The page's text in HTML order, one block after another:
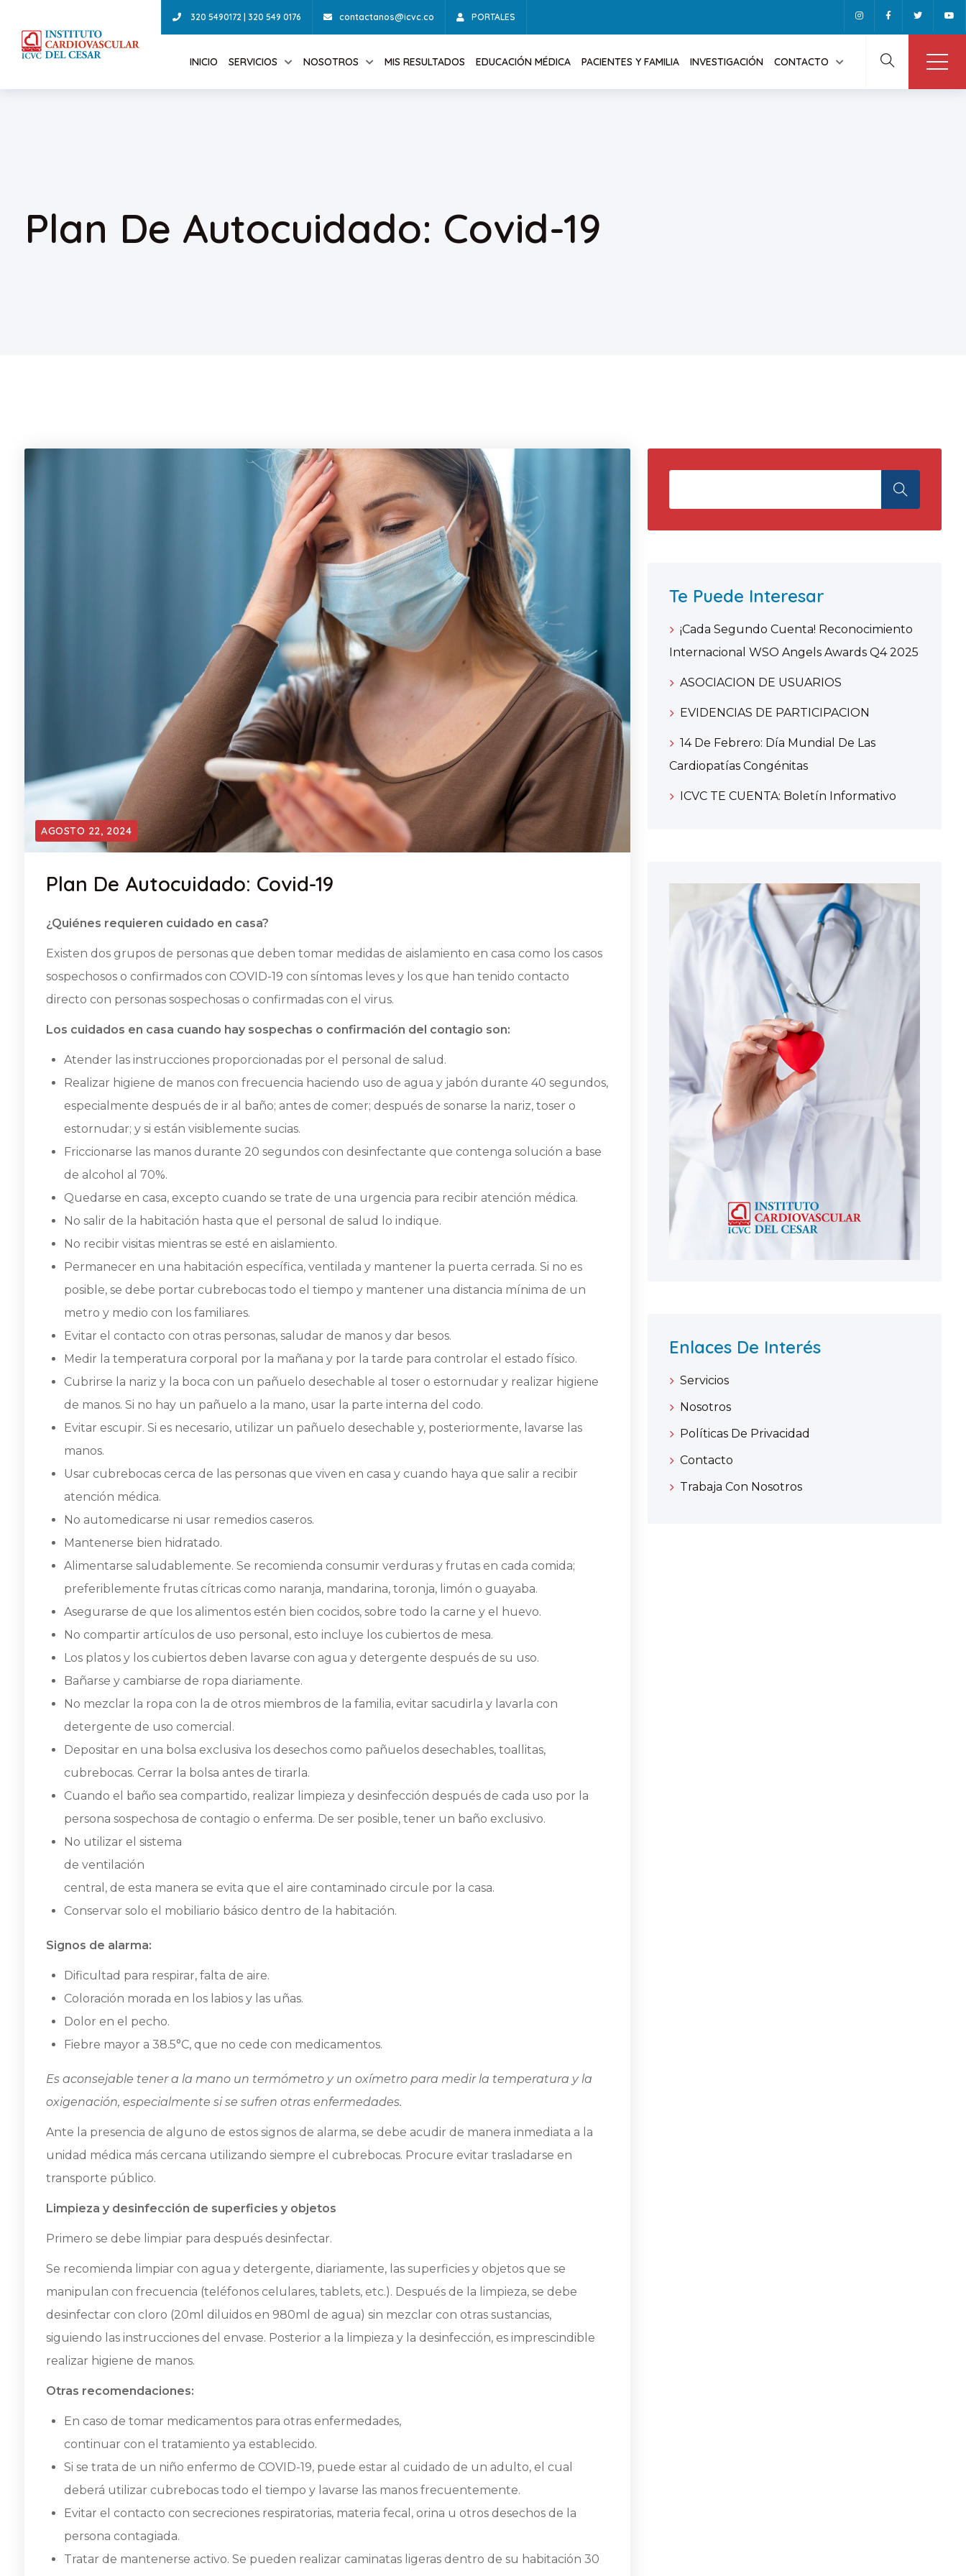
320 5490172 | 320 549 0176 contactanos@icvc.co PORTALES
INICIO SERVICIOS NOSOTROS MIS RESULTADOS EDUCACIÓN MÉDICA PACIENTES Y FAMILIA INVESTIGACIÓN CONTACTO
Plan De Autocuidado: Covid-19
AGOSTO 22, 2024
Plan De Autocuidado: Covid-19
¿Quiénes requieren cuidado en casa?
Existen dos grupos de personas que deben tomar medidas de aislamiento en casa como los casos
sospechosos o confirmados con COVID-19 con síntomas leves y los que han tenido contacto
directo con personas sospechosas o confirmadas con el virus.
Los cuidados en casa cuando hay sospechas o confirmación del contagio son:
Atender las instrucciones proporcionadas por el personal de salud.
Realizar higiene de manos con frecuencia haciendo uso de agua y jabón durante 40 segundos,
especialmente después de ir al baño; antes de comer; después de sonarse la nariz, toser o
estornudar; y si están visiblemente sucias.
Friccionarse las manos durante 20 segundos con desinfectante que contenga solución a base
de alcohol al 70%.
Quedarse en casa, excepto cuando se trate de una urgencia para recibir atención médica.
No salir de la habitación hasta que el personal de salud lo indique.
No recibir visitas mientras se esté en aislamiento.
Permanecer en una habitación específica, ventilada y mantener la puerta cerrada. Si no es
posible, se debe portar cubrebocas todo el tiempo y mantener una distancia mínima de un
metro y medio con los familiares.
Evitar el contacto con otras personas, saludar de manos y dar besos.
Medir la temperatura corporal por la mañana y por la tarde para controlar el estado físico.
Cubrirse la nariz y la boca con un pañuelo desechable al toser o estornudar y realizar higiene
de manos. Si no hay un pañuelo a la mano, usar la parte interna del codo.
Evitar escupir. Si es necesario, utilizar un pañuelo desechable y, posteriormente, lavarse las
manos.
Usar cubrebocas cerca de las personas que viven en casa y cuando haya que salir a recibir
atención médica.
No automedicarse ni usar remedios caseros.
Mantenerse bien hidratado.
Alimentarse saludablemente. Se recomienda consumir verduras y frutas en cada comida;
preferiblemente frutas cítricas como naranja, mandarina, toronja, limón o guayaba.
Asegurarse de que los alimentos estén bien cocidos, sobre todo la carne y el huevo.
No compartir artículos de uso personal, esto incluye los cubiertos de mesa.
Los platos y los cubiertos deben lavarse con agua y detergente después de su uso.
Bañarse y cambiarse de ropa diariamente.
No mezclar la ropa con la de otros miembros de la familia, evitar sacudirla y lavarla con
detergente de uso comercial.
Depositar en una bolsa exclusiva los desechos como pañuelos desechables, toallitas,
cubrebocas. Cerrar la bolsa antes de tirarla.
Cuando el baño sea compartido, realizar limpieza y desinfección después de cada uso por la
persona sospechosa de contagio o enferma. De ser posible, tener un baño exclusivo.
No utilizar el sistema
de ventilación
central, de esta manera se evita que el aire contaminado circule por la casa.
Conservar solo el mobiliario básico dentro de la habitación.
Signos de alarma:
Dificultad para respirar, falta de aire.
Coloración morada en los labios y las uñas.
Dolor en el pecho.
Fiebre mayor a 38.5°C, que no cede con medicamentos.
Es aconsejable tener a la mano un termómetro y un oxímetro para medir la temperatura y la
oxigenación, especialmente si se sufren otras enfermedades.
Ante la presencia de alguno de estos signos de alarma, se debe acudir de manera inmediata a la
unidad médica más cercana utilizando siempre el cubrebocas. Procure evitar trasladarse en
transporte público.
Limpieza y desinfección de superficies y objetos
Primero se debe limpiar para después desinfectar.
Se recomienda limpiar con agua y detergente, diariamente, las superficies y objetos que se
manipulan con frecuencia (teléfonos celulares, tablets, etc.). Después de la limpieza, se debe
desinfectar con cloro (20ml diluidos en 980ml de agua) sin mezclar con otras sustancias,
siguiendo las instrucciones del envase. Posterior a la limpieza y la desinfección, es imprescindible
realizar higiene de manos.
Otras recomendaciones:
En caso de tomar medicamentos para otras enfermedades,
continuar con el tratamiento ya establecido.
Si se trata de un niño enfermo de COVID-19, puede estar al cuidado de un adulto, el cual
deberá utilizar cubrebocas todo el tiempo y lavarse las manos frecuentemente.
Evitar el contacto con secreciones respiratorias, materia fecal, orina u otros desechos de la
persona contagiada.
Tratar de mantenerse activo. Se pueden realizar caminatas ligeras dentro de su habitación 30
Te Puede Interesar
¡Cada Segundo Cuenta! Reconocimiento
Internacional WSO Angels Awards Q4 2025
ASOCIACION DE USUARIOS
EVIDENCIAS DE PARTICIPACION
14 De Febrero: Día Mundial De Las
Cardiopatías Congénitas
ICVC TE CUENTA: Boletín Informativo
Enlaces De Interés
Servicios
Nosotros
Políticas De Privacidad
Contacto
Trabaja Con Nosotros